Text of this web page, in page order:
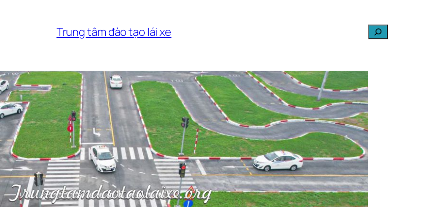
Trung tâm đào tạo lái xe Search